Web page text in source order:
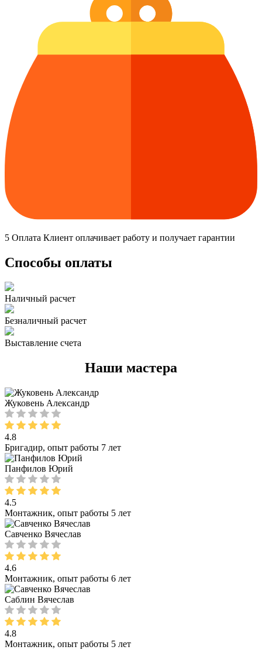
5 Оплата Клиент оплачивает работу и получает гарантии
Способы оплаты
Наличный расчет
Безналичный расчет
Выставление счета
Наши мастера
Жуковень Александр
4.8
Бригадир, опыт работы 7 лет
Панфилов Юрий
4.5
Монтажник, опыт работы 5 лет
Савченко Вячеслав
4.6
Монтажник, опыт работы 6 лет
Саблин Вячеслав
4.8
Монтажник, опыт работы 5 лет